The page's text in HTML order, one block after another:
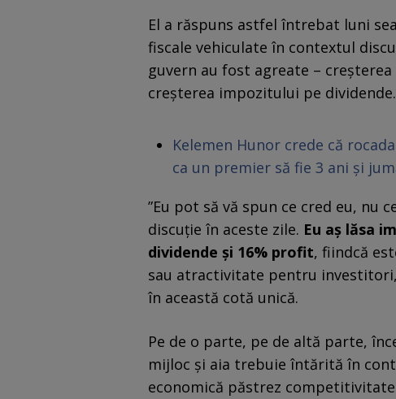
El a răspuns astfel întrebat luni
fiscale vehiculate în contextul
guvern au fost agreate –
creșterea impozitului pe dividende.
Kelemen Hunor crede că
ca un premier să fie 3 ani și
”Eu pot să vă spun ce cred eu, nu
discuție în aceste zile. Eu aș lăsa
dividende și 16% profit, fiindcă
sau atractivitate pentru
în această cotă unică.
Pe de o parte, pe de altă parte,
mijloc și aia trebuie întărită în
economică păstrez